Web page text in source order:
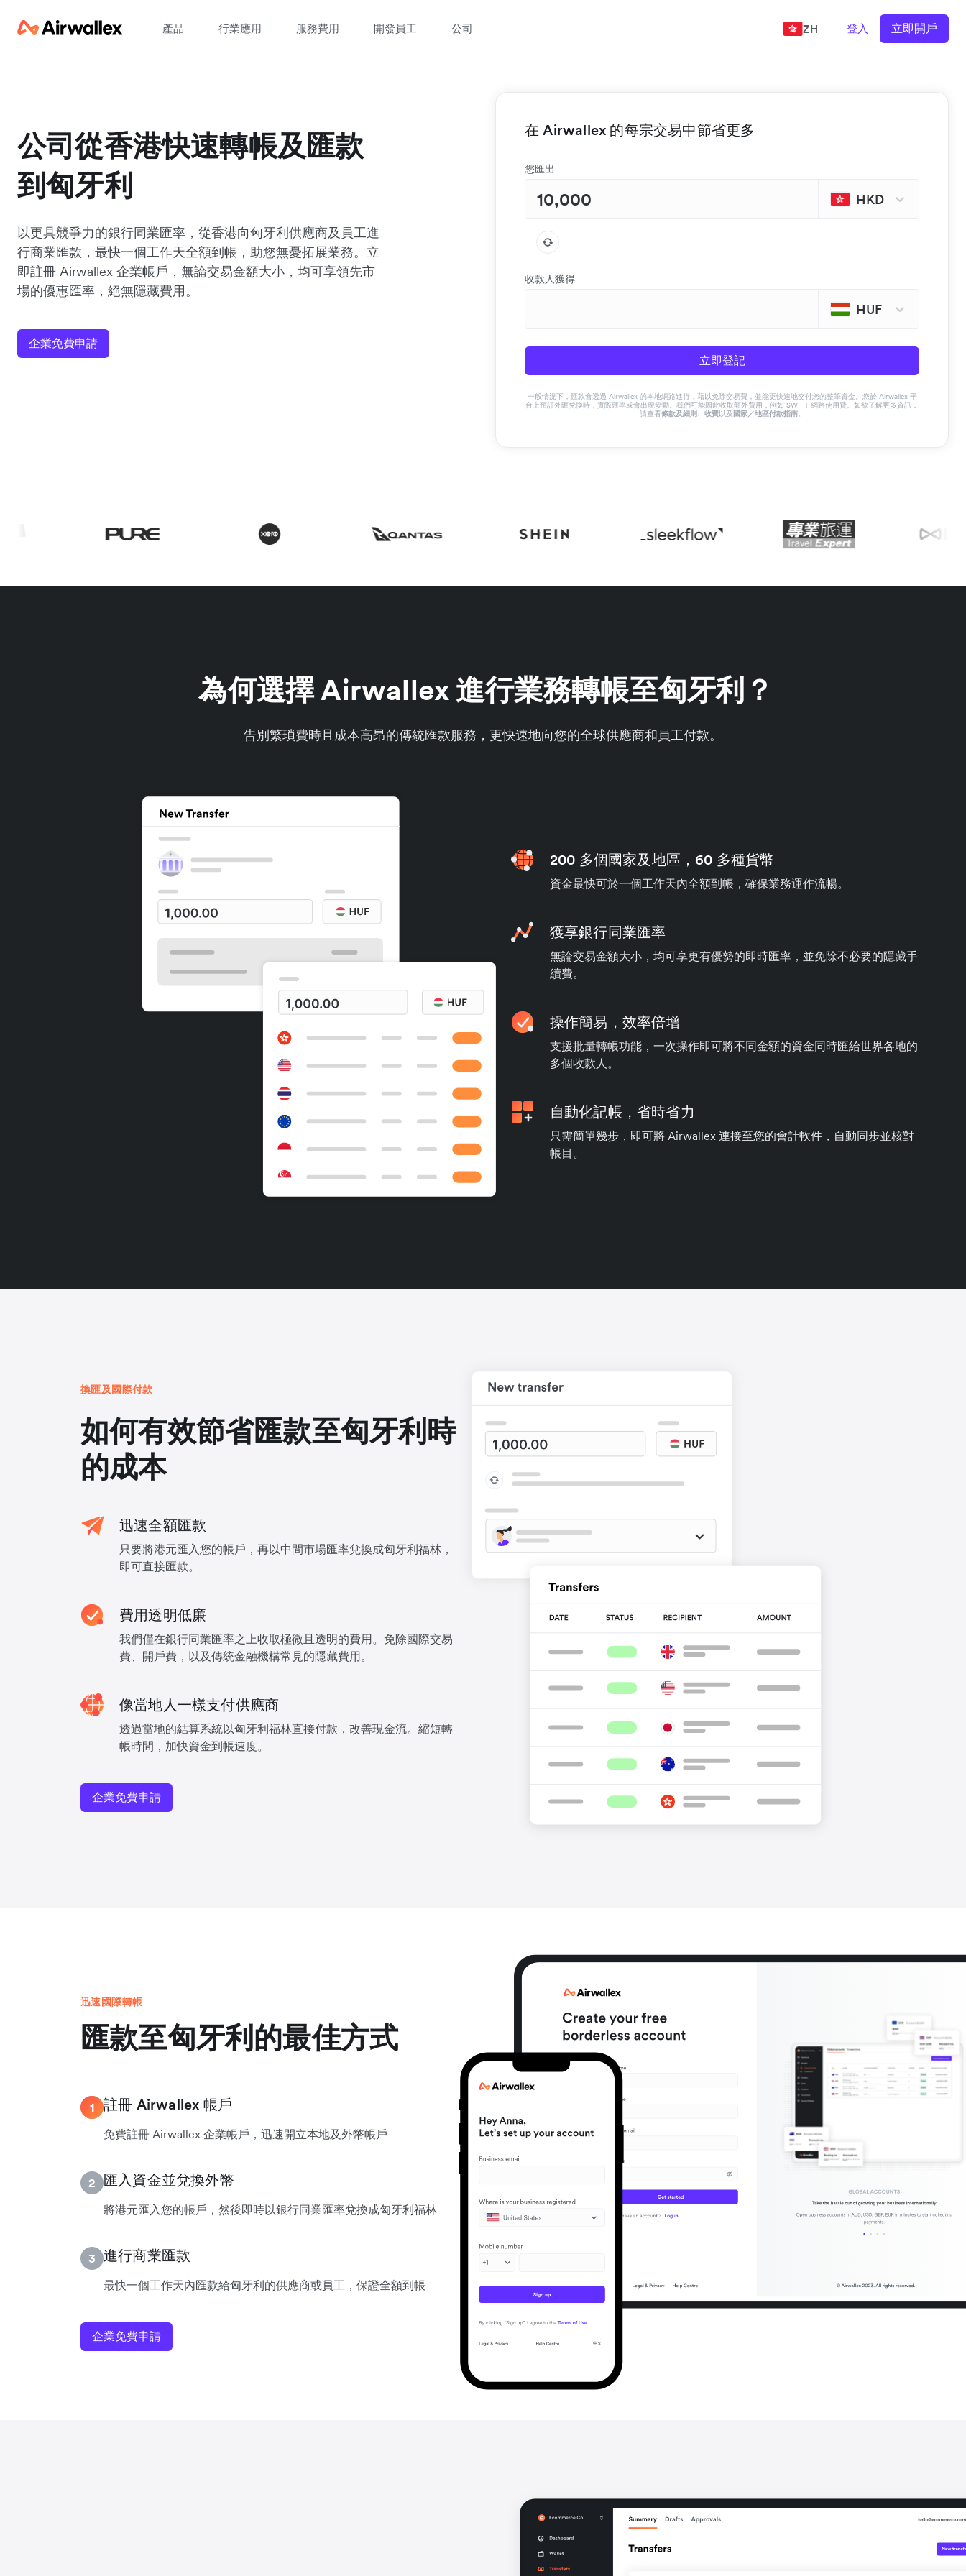
產品 行業應用 服務費用 開發員工 公司 ZH 登入 立即開戶
公司從香港快速轉帳及匯款
到匈牙利
以更具競爭力的銀行同業匯率，從香港向匈牙利供應商及員工進
行商業匯款，最快一個工作天全額到帳，助您無憂拓展業務。立
即註冊 Airwallex 企業帳戶，無論交易金額大小，均可享領先市
場的優惠匯率，絕無隱藏費用。
企業免費申請
在 Airwallex 的每宗交易中節省更多
您匯出
HKD
收款人獲得
HUF
立即登記
一般情況下，匯款會透過 Airwallex 的本地網路進行，藉以免除交易費，並能更快速地交付您的整筆資金。您於 Airwallex 平
台上預訂外匯兌換時，實際匯率或會出現變動。我們可能因此收取額外費用，例如 SWIFT 網路使用費。如欲了解更多資訊，
請查看條款及細則、 收費以及 國家／地區付款指南。
為何選擇 Airwallex 進行業務轉帳至匈牙利？
告別繁瑣費時且成本高昂的傳統匯款服務，更快速地向您的全球供應商和員工付款。
200 多個國家及地區，60 多種貨幣
資金最快可於一個工作天內全額到帳，確保業務運作流暢。
獲享銀行同業匯率
無論交易金額大小，均可享更有優勢的即時匯率，並免除不必要的隱藏手
續費。
操作簡易，效率倍增
支援批量轉帳功能，一次操作即可將不同金額的資金同時匯給世界各地的
多個收款人。
自動化記帳，省時省力
只需簡單幾步，即可將 Airwallex 連接至您的會計軟件，自動同步並核對
帳目。
換匯及國際付款
如何有效節省匯款至匈牙利時
的成本
迅速全額匯款
只要將港元匯入您的帳戶，再以中間市場匯率兌換成匈牙利福林，
即可直接匯款。
費用透明低廉
我們僅在銀行同業匯率之上收取極微且透明的費用。免除國際交易
費、開戶費，以及傳統金融機構常見的隱藏費用。
像當地人一樣支付供應商
透過當地的結算系統以匈牙利福林直接付款，改善現金流。縮短轉
帳時間，加快資金到帳速度。
企業免費申請
迅速國際轉帳
匯款至匈牙利的最佳方式
1 註冊 Airwallex 帳戶
免費註冊 Airwallex 企業帳戶，迅速開立本地及外幣帳戶
2 匯入資金並兌換外幣
將港元匯入您的帳戶，然後即時以銀行同業匯率兌換成匈牙利福林
3 進行商業匯款
最快一個工作天內匯款給匈牙利的供應商或員工，保證全額到帳
企業免費申請